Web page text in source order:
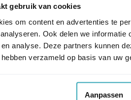
gebruik van cookies
om content en advertenties te
Ook delen we
analyse. Deze partners kunnen
verzameld op basis van uw
Aanpassen
elegant en tijdloos. De Rolf Benz Linea